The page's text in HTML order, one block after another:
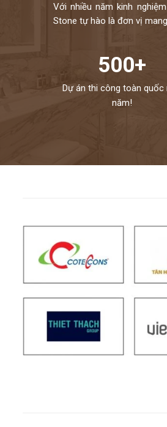
Với nhiều năm kinh
Stone tự hào là đơn vị
500+
Dự án thi công toàn quốc
năm!